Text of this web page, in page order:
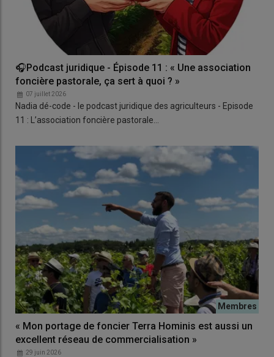
🎧Podcast juridique - Épisode 11 : « Une association
foncière pastorale, ça sert à quoi ? »
07 juillet 2026
Nadia dé-code - le podcast juridique des agriculteurs - Episode
11 : L’association foncière pastorale…
« Mon portage de foncier Terra Hominis est aussi un
excellent réseau de commercialisation »
29 juin 2026